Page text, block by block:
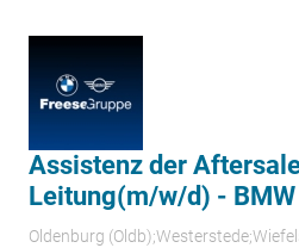
Assistenz der
Leitung(m/w/d) - BMW
Oldenburg